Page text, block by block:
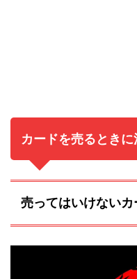
カードを売るとき
売ってはいけないカ